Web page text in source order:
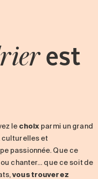
est
le choix parmi un grand
culturelles et
passionnée. Que ce
ou chanter… que ce soit de
vous trouverez